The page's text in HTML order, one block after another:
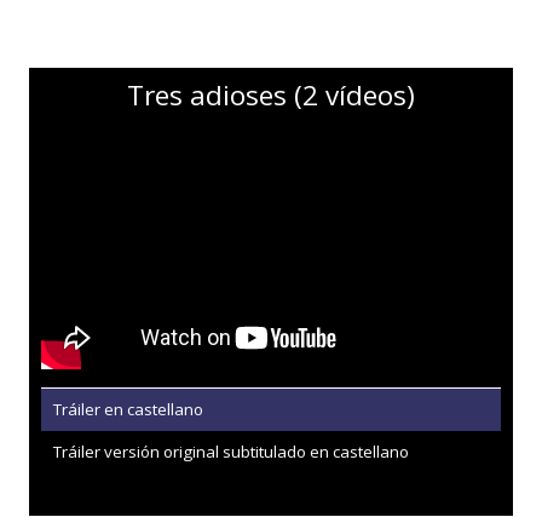
Tres adioses (2 vídeos)
Tráiler en castellano
Tráiler versión original subtitulado en castellano